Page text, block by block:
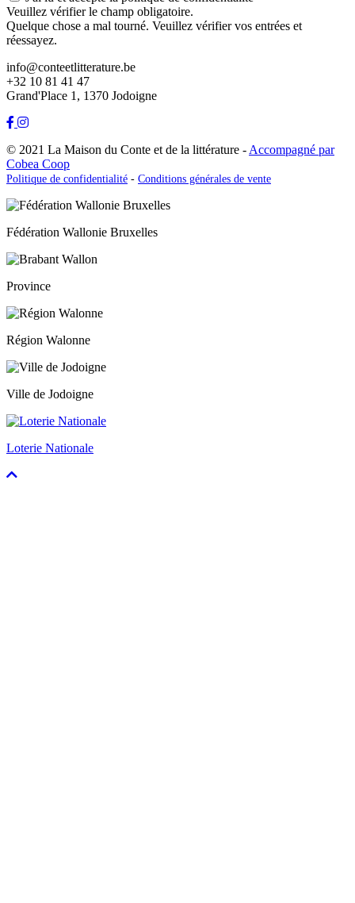
Veuillez vérifier le champ obligatoire.
Quelque chose a mal tourné. Veuillez vérifier vos entrées et
réessayez.
info@conteetlitterature.be
+32 10 81 41 47
Grand'Place 1, 1370 Jodoigne
© 2021 La Maison du Conte et de la littérature - Accompagné par
Cobea Coop
Politique de confidentialité - Conditions générales de vente
Fédération Wallonie Bruxelles
Province
Région Walonne
Ville de Jodoigne
Loterie Nationale
Faire